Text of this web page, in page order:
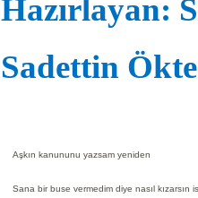
Hazırlayan:
Sadettin
Aşkın kanununu yazsam yeniden
Sana bir buse vermedim diye nasıl kızarsın